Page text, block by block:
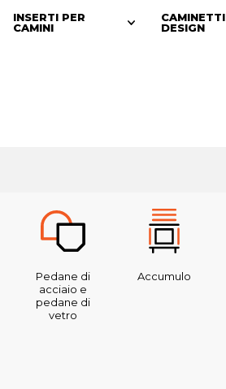
INSERTI PER
CAMINI
CAMINETTI
DESIGN
Pedane di
acciaio e
pedane di
vetro
Accumulo